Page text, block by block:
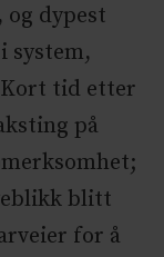
dypest
system,
tid etter
på
blitt
for å